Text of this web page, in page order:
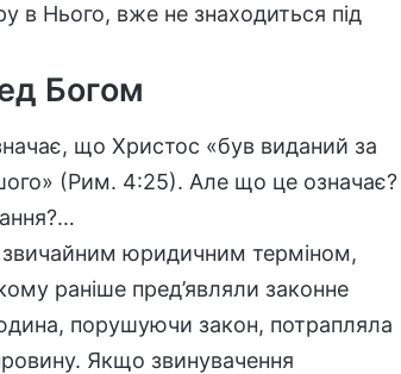
в Нього, вже не знаходиться під
Богом
що Христос «був виданий за
(Рим. 4:25). Але що це означає?
юридичним терміном,
раніше пред’являли законне
порушуючи закон, потрапляла
Якщо звинувачення